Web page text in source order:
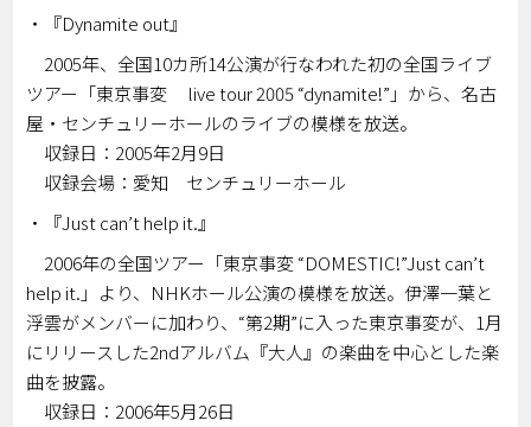
・『Dynamite out』
2005年、全国10カ所14公演が行なわれた初の全国ライブ
ツアー「東京事変 live tour 2005 “dynamite!”」から、名古
屋・センチュリーホールのライブの模様を放送。
収録日：2005年2月9日
収録会場：愛知 センチュリーホール
・『Just can’t help it.』
2006年の全国ツアー「東京事変 “DOMESTIC!”Just can’t
help it.」より、NHKホール公演の模様を放送。伊澤一葉と
浮雲がメンバーに加わり、“第2期”に入った東京事変が、1月
にリリースした2ndアルバム『大人』の楽曲を中心とした楽
曲を披露。
収録日：2006年5月26日